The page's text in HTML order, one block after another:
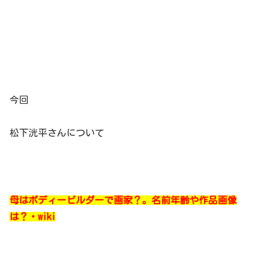
今回
松下洸平さんについて
母はボディービルダーで画家？。名前年齢や作品画像
は？・wiki